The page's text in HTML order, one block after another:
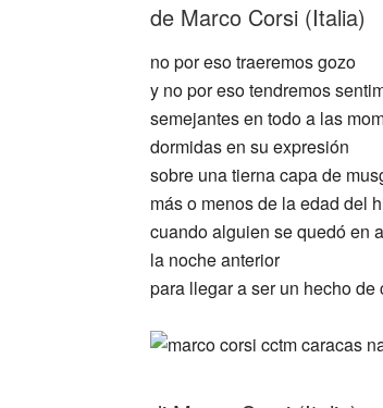
de Marco Corsi (Italia)
no por eso traeremos gozo
y no por eso tendremos
semejantes en todo a las
dormidas en su expresión
sobre una tierna capa de
más o menos de la edad del
cuando alguien se quedó en
la noche anterior
para llegar a ser un hecho de